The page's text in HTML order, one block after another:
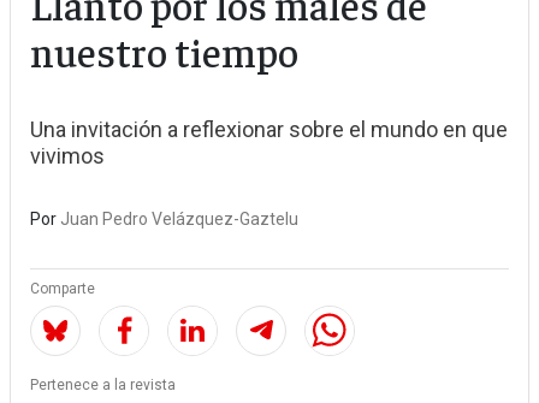
nuestro tiempo
Una invitación a reflexionar sobre el mundo en que
vivimos
Por Juan Pedro Velázquez-Gaztelu
Comparte
Pertenece a la revista